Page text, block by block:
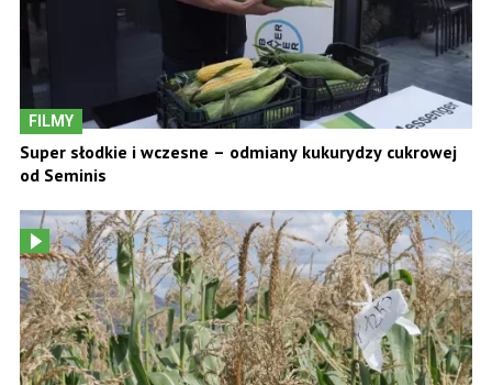
FILMY
Super słodkie i wczesne – odmiany kukurydzy cukrowej
od Seminis